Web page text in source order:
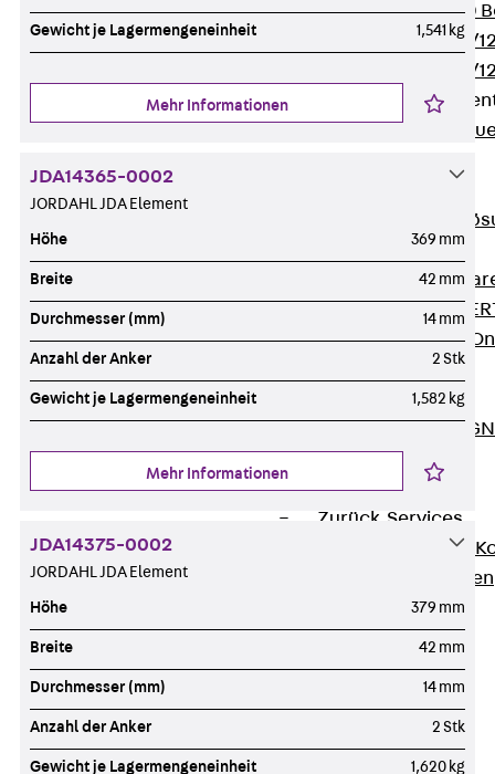
ISOPRO® 120
ISOPRO® 80/
ISOPRO® 80/
Digitale
JORDAHL®
JORDAHL® JVB
ISODESIGN
FERBOX®-
CAD und BIM
Services
Zurück Services
Beratung, Planung,
Individuelle Lösungen
Zurück Ausbau
Produkte
Kabeltragsysteme
Gewicht je Lagermengeneinheit 1,541 kg
Mehr Informationen
JDA14365-0002
JORDAHL JDA Element
Höhe 369 mm
Breite 42 mm
Durchmesser (mm) 14 mm
Anzahl der Anker 2 Stk
Gewicht je Lagermengeneinheit 1,582 kg
Mehr Informationen
JDA14375-0002
JORDAHL JDA Element
Höhe 379 mm
Breite 42 mm
Durchmesser (mm) 14 mm
Anzahl der Anker 2 Stk
Gewicht je Lagermengeneinheit 1,620 kg